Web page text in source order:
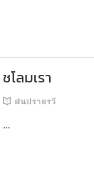
ชโลมเรา
ฝนปรายรวี
...